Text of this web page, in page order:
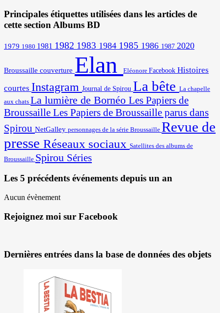
Principales étiquettes utilisées dans les articles de
cette section Albums BD
1979 1980 1981 1982 1983 1984 1985 1986 1987 2020
Broussaille couverture Elan Eléonore Facebook Histoires
courtes Instagram Journal de Spirou La bête La chapelle
aux chats La lumière de Bornéo Les Papiers de
Broussaille Les Papiers de Broussaille parus dans
Spirou NetGalley personnages de la série Broussaille Revue de
presse Réseaux sociaux Satellites des albums de
Broussaille Spirou Séries
Les 5 précédents événements depuis un an
Aucun évènement
Rejoignez moi sur Facebook
Dernières entrées dans la base de données des objets